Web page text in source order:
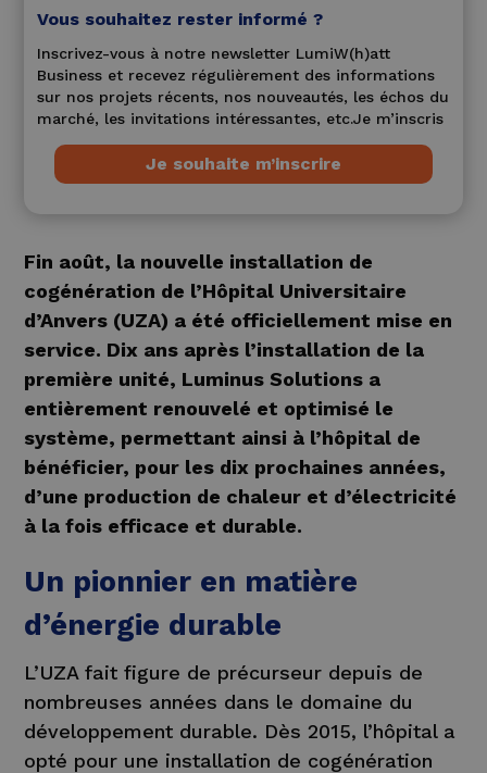
Vous souhaitez rester informé ?
Inscrivez-vous à notre newsletter LumiW(h)att
Business et recevez régulièrement des informations
sur nos projets récents, nos nouveautés, les échos du
marché, les invitations intéressantes, etc.Je m’inscris
Je souhaite m’inscrire
Fin août, la nouvelle installation de
cogénération de l’Hôpital Universitaire
d’Anvers (UZA) a été officiellement mise en
service. Dix ans après l’installation de la
première unité, Luminus Solutions a
entièrement renouvelé et optimisé le
système, permettant ainsi à l’hôpital de
bénéficier, pour les dix prochaines années,
d’une production de chaleur et d’électricité
à la fois efficace et durable.
Un pionnier en matière
d’énergie durable
L’UZA fait figure de précurseur depuis de
nombreuses années dans le domaine du
développement durable. Dès 2015, l’hôpital a
opté pour une installation de cogénération